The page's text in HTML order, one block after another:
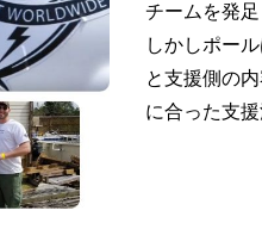
チームを発足
しかしポー
と支援側の
に合った支